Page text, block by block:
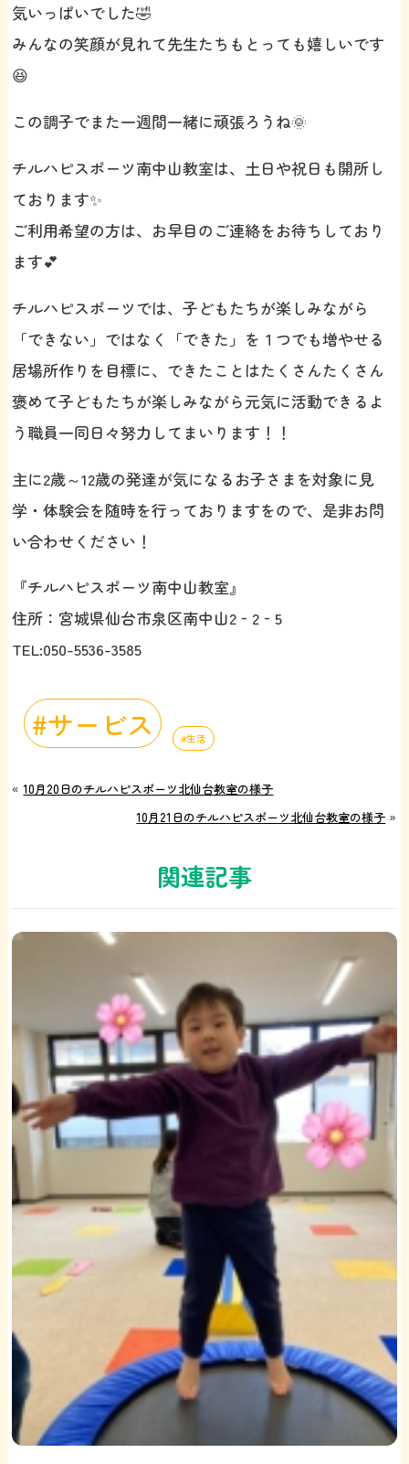
気いっぱいでした🤣
みんなの笑顔が見れて先生たちもとっても嬉しいです
😆
この調子でまた一週間一緒に頑張ろうね🌞
チルハピスポーツ南中山教室は、土日や祝日も開所し
ております✨
ご利用希望の方は、お早目のご連絡をお待ちしており
ます💕
チルハピスポーツでは、子どもたちが楽しみながら
「できない」ではなく「できた」を１つでも増やせる
居場所作りを目標に、できたことはたくさんたくさん
褒めて子どもたちが楽しみながら元気に活動できるよ
う職員一同日々努力してまいります！！
主に2歳～12歳の発達が気になるお子さまを対象に見
学・体験会を随時を行っておりますをので、是非お問
い合わせください！
『チルハピスポーツ南中山教室』
住所：宮城県仙台市泉区南中山2‐2‐5
TEL:050-5536-3585
サービス 生活
«10月20日のチルハピスポーツ北仙台教室の様子
10月21日のチルハピスポーツ北仙台教室の様子 »
関連記事